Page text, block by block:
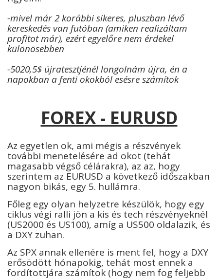
-mivel már 2 korábbi sikeres, pluszban lévő
kereskedés van futóban (amiken realizáltam
profitot már), ezért egyelőre nem érdekel
különösebben
-5020,5$ újratesztjénél longolnám újra, én a
napokban a fenti okokból esésre számítok
FOREX - EURUSD
Az egyetlen ok, ami mégis a részvények
további menetelésére ad okot (tehát
magasabb végső célárakra), az az, hogy
szerintem az EURUSD a következő időszakban
nagyon bikás, egy 5. hullámra.
Főleg egy olyan helyzetre készülök, hogy egy
ciklus végi ralli jön a kis és tech részvényeknél
(US2000 és US100), amíg a US500 oldalazik, és
a DXY zuhan.
Az SPX annak ellenére is ment fel, hogy a DXY
erősödött hónapokig, tehát most ennek a
fordítottjára számítok (hogy nem fog feljebb